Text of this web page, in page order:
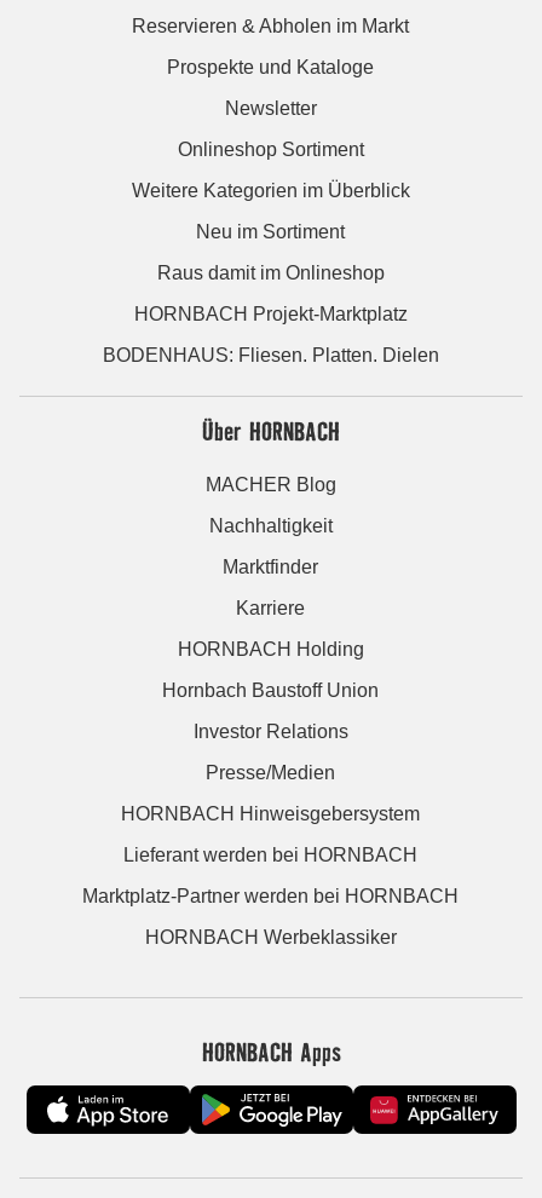
Reservieren & Abholen im Markt
Prospekte und Kataloge
Newsletter
Onlineshop Sortiment
Weitere Kategorien im Überblick
Neu im Sortiment
Raus damit im Onlineshop
HORNBACH Projekt-Marktplatz
BODENHAUS: Fliesen. Platten. Dielen
Über HORNBACH
MACHER Blog
Nachhaltigkeit
Marktfinder
Karriere
HORNBACH Holding
Hornbach Baustoff Union
Investor Relations
Presse/Medien
HORNBACH Hinweisgebersystem
Lieferant werden bei HORNBACH
Marktplatz-Partner werden bei HORNBACH
HORNBACH Werbeklassiker
HORNBACH Apps